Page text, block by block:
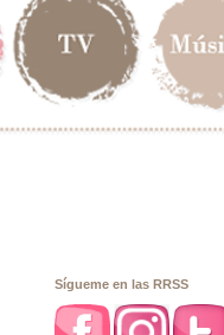
Sígueme en las RRSS